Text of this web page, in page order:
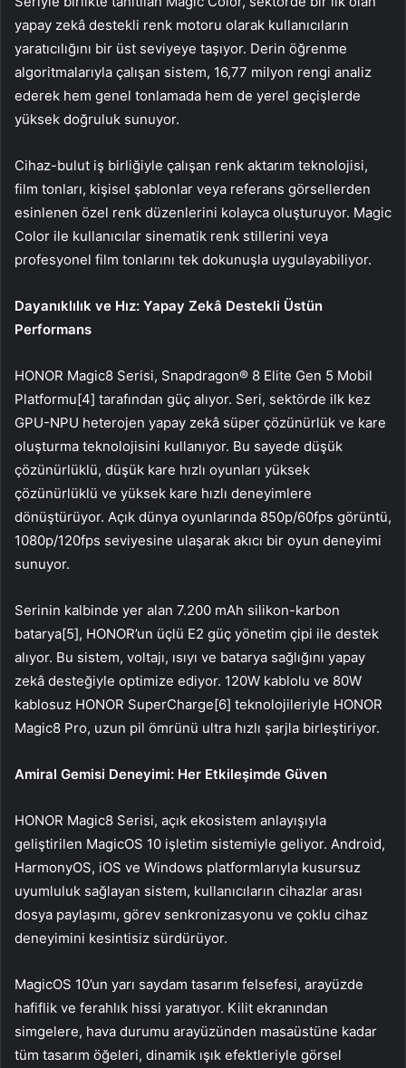
yapay zekâ destekli renk motoru olarak kullanıcıların
yaratıcılığını bir üst seviyeye taşıyor. Derin öğrenme
algoritmalarıyla çalışan sistem, 16,77 milyon rengi analiz
ederek hem genel tonlamada hem de yerel geçişlerde
yüksek doğruluk sunuyor.
Cihaz-bulut iş birliğiyle çalışan renk aktarım teknolojisi,
film tonları, kişisel şablonlar veya referans görsellerden
esinlenen özel renk düzenlerini kolayca oluşturuyor. Magic
Color ile kullanıcılar sinematik renk stillerini veya
profesyonel film tonlarını tek dokunuşla uygulayabiliyor.
Dayanıklılık ve Hız: Yapay Zekâ Destekli Üstün
Performans
HONOR Magic8 Serisi, Snapdragon® 8 Elite Gen 5 Mobil
Platformu[4] tarafından güç alıyor. Seri, sektörde ilk kez
GPU-NPU heterojen yapay zekâ süper çözünürlük ve kare
oluşturma teknolojisini kullanıyor. Bu sayede düşük
çözünürlüklü, düşük kare hızlı oyunları yüksek
çözünürlüklü ve yüksek kare hızlı deneyimlere
dönüştürüyor. Açık dünya oyunlarında 850p/60fps görüntü,
1080p/120fps seviyesine ulaşarak akıcı bir oyun deneyimi
sunuyor.
Serinin kalbinde yer alan 7.200 mAh silikon-karbon
batarya[5], HONOR’un üçlü E2 güç yönetim çipi ile destek
alıyor. Bu sistem, voltajı, ısıyı ve batarya sağlığını yapay
zekâ desteğiyle optimize ediyor. 120W kablolu ve 80W
kablosuz HONOR SuperCharge[6] teknolojileriyle HONOR
Magic8 Pro, uzun pil ömrünü ultra hızlı şarjla birleştiriyor.
Amiral Gemisi Deneyimi: Her Etkileşimde Güven
HONOR Magic8 Serisi, açık ekosistem anlayışıyla
geliştirilen MagicOS 10 işletim sistemiyle geliyor. Android,
HarmonyOS, iOS ve Windows platformlarıyla kusursuz
uyumluluk sağlayan sistem, kullanıcıların cihazlar arası
dosya paylaşımı, görev senkronizasyonu ve çoklu cihaz
deneyimini kesintisiz sürdürüyor.
MagicOS 10’un yarı saydam tasarım felsefesi, arayüzde
hafiflik ve ferahlık hissi yaratıyor. Kilit ekranından
simgelere, hava durumu arayüzünden masaüstüne kadar
tüm tasarım öğeleri, dinamik ışık efektleriyle görsel